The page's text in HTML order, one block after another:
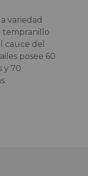
variedad
tempranillo
cauce del
posee 60
y 70